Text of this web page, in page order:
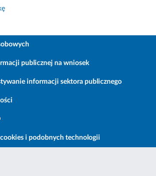
publicznej na wniosek
informacji sektora publicznego
i podobnych technologii